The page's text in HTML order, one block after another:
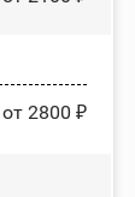
от 2800 ₽